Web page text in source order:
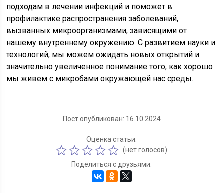
подходам в лечении инфекций и поможет в
профилактике распространения заболеваний,
вызванных микроорганизмами, зависящими от
нашему внутреннему окружению. С развитием науки и
технологий, мы можем ожидать новых открытий и
значительно увеличенное понимание того, как хорошо
мы живем с микробами окружающей нас среды.
Пост опубликован: 16.10.2024
Оценка статьи:
(нет голосов)
Поделиться с друзьями: